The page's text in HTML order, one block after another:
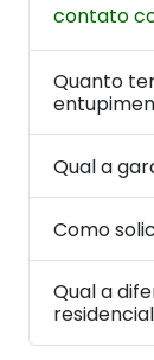
contato
Quanto
Qual a
Como
Qual a